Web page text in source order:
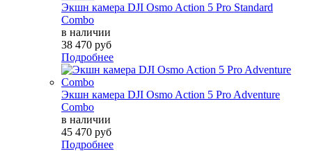
Экшн камера DJI Osmo Action 5 Pro Standard
Combo
в наличии
38 470 руб
Подробнее
Экшн камера DJI Osmo Action 5 Pro Adventure
Combo
в наличии
45 470 руб
Подробнее